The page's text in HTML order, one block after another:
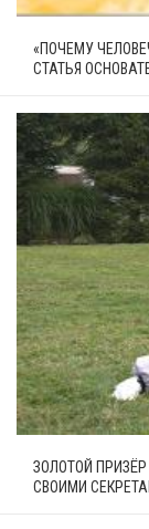
«ПОЧЕМУ
СТАТЬЯ
ЗОЛОТОЙ
СВОИМИ